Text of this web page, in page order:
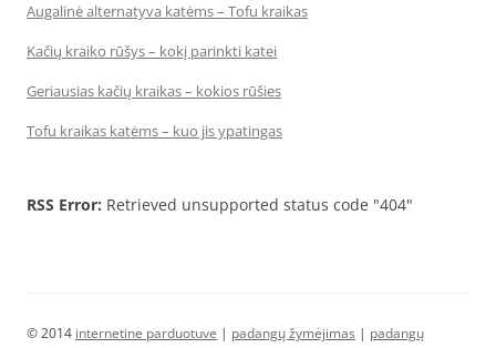
Augalinė alternatyva katėms – Tofu kraikas
Kačių kraiko rūšys – kokį parinkti katei
Geriausias kačių kraikas – kokios rūšies
Tofu kraikas katėms – kuo jis ypatingas
RSS Error: Retrieved unsupported status code "404"
© 2014 internetine parduotuve | padangų žymėjimas | padangų